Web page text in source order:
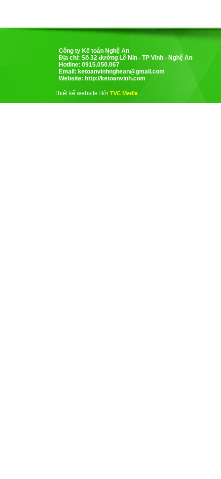
Công ty Kế toán Nghệ An
Địa chỉ: Số 32 đường Lê Nin - TP Vinh - Nghệ An
Hotline: 0915.050.067
Email: ketoanvinhnghean@gmail.com
Website: http://ketoanvinh.com
Thiết kế website Bởi TVC Media